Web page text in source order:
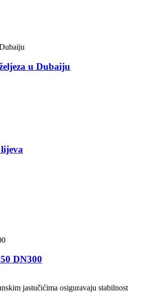
u Dubaiju
DN300
jastučićima osiguravaju stabilnost